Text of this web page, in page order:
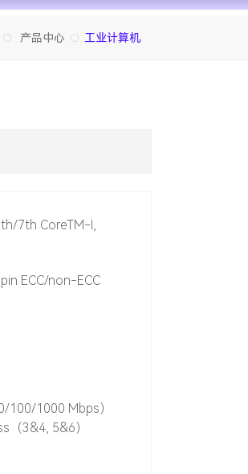
产品中心 工业计算机
7th CoreTM-I,
ECC/non-ECC
100/1000 Mbps）
（3&4, 5&6）